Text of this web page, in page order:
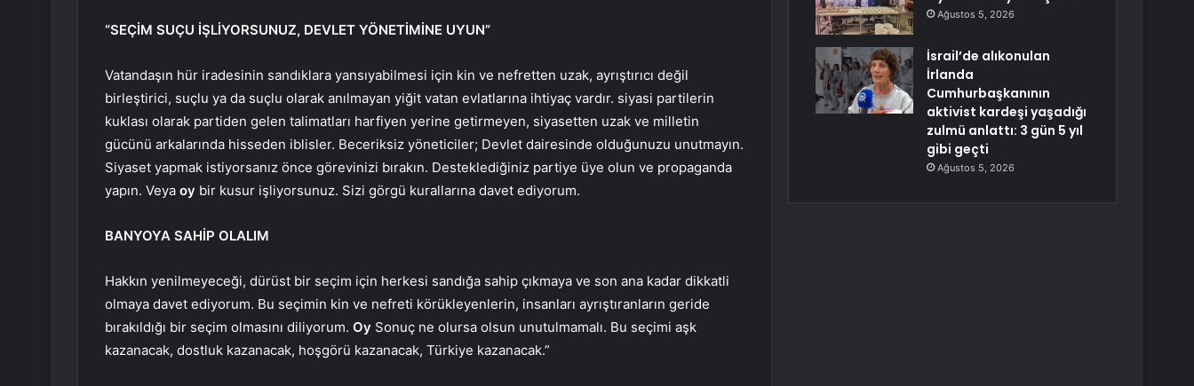
“SEÇİM SUÇU İŞLİYORSUNUZ, DEVLET YÖNETİMİNE UYUN”
Vatandaşın hür iradesinin sandıklara yansıyabilmesi için kin ve nefretten uzak, ayrıştırıcı değil
birleştirici, suçlu ya da suçlu olarak anılmayan yiğit vatan evlatlarına ihtiyaç vardır. siyasi partilerin
kuklası olarak partiden gelen talimatları harfiyen yerine getirmeyen, siyasetten uzak ve milletin
gücünü arkalarında hisseden iblisler. Beceriksiz yöneticiler; Devlet dairesinde olduğunuzu unutmayın.
Siyaset yapmak istiyorsanız önce görevinizi bırakın. Desteklediğiniz partiye üye olun ve propaganda
yapın. Veya oy bir kusur işliyorsunuz. Sizi görgü kurallarına davet ediyorum.
BANYOYA SAHİP OLALIM
Hakkın yenilmeyeceği, dürüst bir seçim için herkesi sandığa sahip çıkmaya ve son ana kadar dikkatli
olmaya davet ediyorum. Bu seçimin kin ve nefreti körükleyenlerin, insanları ayrıştıranların geride
bırakıldığı bir seçim olmasını diliyorum. Oy Sonuç ne olursa olsun unutulmamalı. Bu seçimi aşk
kazanacak, dostluk kazanacak, hoşgörü kazanacak, Türkiye kazanacak.”
Ağustos 5, 2026
İsrail’de alıkonulan
İrlanda
Cumhurbaşkanının
aktivist kardeşi yaşadığı
zulmü anlattı: 3 gün 5 yıl
gibi geçti
Ağustos 5, 2026